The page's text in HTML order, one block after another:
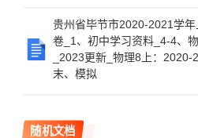
贵州省毕节市2020-2021学
卷_1、初中学习资料_4-4、
_2023更新_物理8上：
末、模拟
随机文档